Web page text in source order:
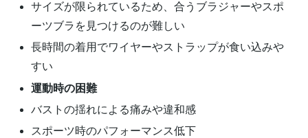
サイズが限られているため、合うブラジャーやスポ
ーツブラを見つけるのが難しい
長時間の着用でワイヤーやストラップが食い込みや
すい
運動時の困難
バストの揺れによる痛みや違和感
スポーツ時のパフォーマンス低下